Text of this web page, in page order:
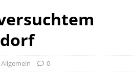
Allgemein 0